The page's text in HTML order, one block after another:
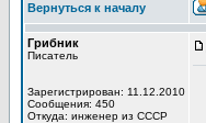
Вернуться к началу
Грибник
Писатель
Зарегистрирован: 11.12.2010
Сообщения: 450
Откуда: инженер из СССР